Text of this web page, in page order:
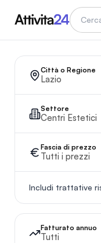
Città o Regione
Lazio
Settore
Centri Estetici
Fascia di prezzo
Tutti i prezzi
Includi trattative
Fatturato annuo
Tutti